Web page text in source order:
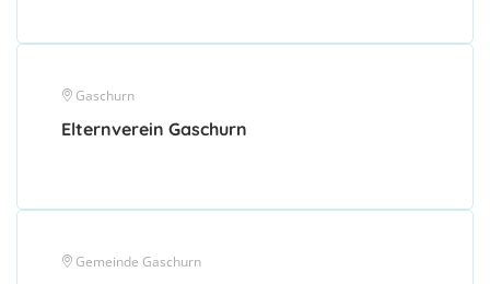
Gaschurn
Elternverein Gaschurn
Gemeinde Gaschurn